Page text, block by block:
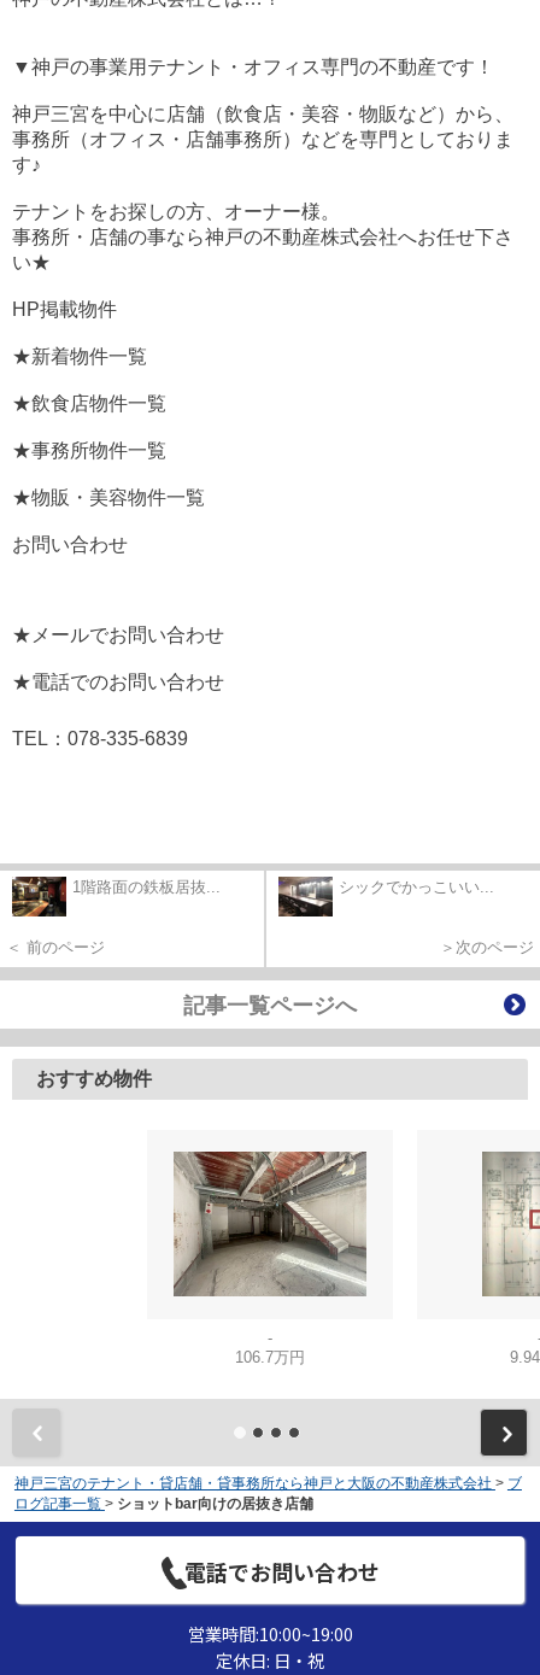
▼神戸の事業用テナント・オフィス専門の不動産です！
神戸三宮を中心に店舗（飲食店・美容・物販など）から、
事務所（オフィス・店舗事務所）などを専門としておりま
す♪
テナントをお探しの方、オーナー様。
事務所・店舗の事なら神戸の不動産株式会社へお任せ下さ
い★
HP掲載物件
★新着物件一覧
★飲食店物件一覧
★事務所物件一覧
★物販・美容物件一覧
お問い合わせ
★メールでお問い合わせ
★電話でのお問い合わせ
TEL：078-335-6839
1階路面の鉄板居抜...
＜ 前のページ
シックでかっこいい...
＞次のページ
記事一覧ページへ
おすすめ物件
-
106.7万円
神戸三宮のテナント・貸店舗・貸事務所なら神戸と大阪の不動産株式会社 > ブ
ログ記事一覧 > ショットbar向けの居抜き店舗
電話でお問い合わせ
営業時間:10:00~19:00
定休日: 日・祝